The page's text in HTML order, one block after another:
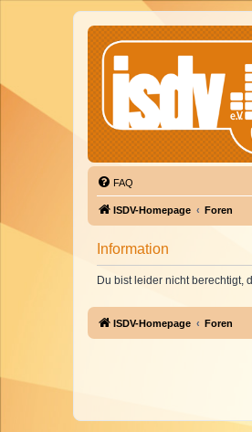
FAQ
ISDV-Homepage Foren
Information
Du bist leider nicht berechtigt,
ISDV-Homepage Foren